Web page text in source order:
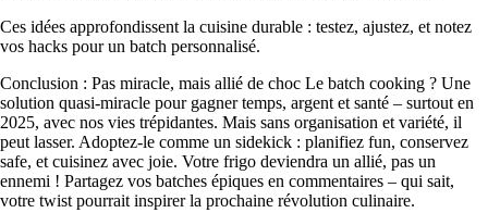
Ces idées approfondissent la cuisine durable : testez, ajustez, et notez
vos hacks pour un batch personnalisé.
Conclusion : Pas miracle, mais allié de choc Le batch cooking ? Une
solution quasi-miracle pour gagner temps, argent et santé – surtout en
2025, avec nos vies trépidantes. Mais sans organisation et variété, il
peut lasser. Adoptez-le comme un sidekick : planifiez fun, conservez
safe, et cuisinez avec joie. Votre frigo deviendra un allié, pas un
ennemi ! Partagez vos batches épiques en commentaires – qui sait,
votre twist pourrait inspirer la prochaine révolution culinaire.